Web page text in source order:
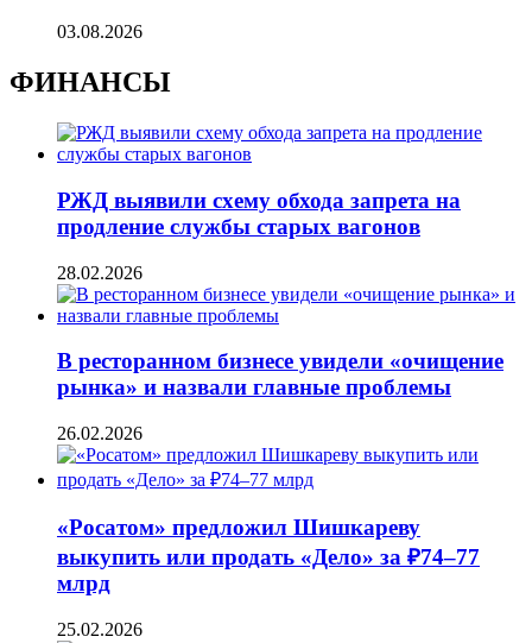
03.08.2026
ФИНАНСЫ
РЖД выявили схему обхода запрета на
продление службы старых вагонов
28.02.2026
В ресторанном бизнесе увидели «очищение
рынка» и назвали главные проблемы
26.02.2026
«Росатом» предложил Шишкареву
выкупить или продать «Дело» за ₽74–77
млрд
25.02.2026